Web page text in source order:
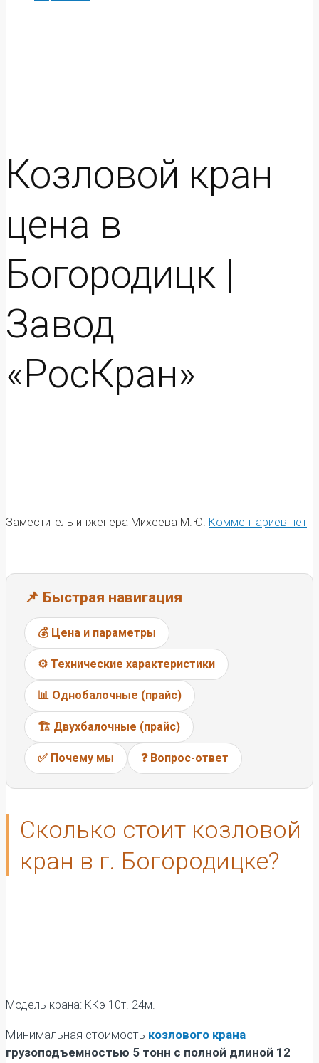
Козловой кран
цена в
Богородицк |
Завод
«РосКран»
Заместитель инженера Михеева М.Ю. Комментариев нет
📌 Быстрая навигация
💰 Цена и параметры
⚙️ Технические характеристики
📊 Однобалочные (прайс)
🏗️ Двухбалочные (прайс)
✅ Почему мы ❓ Вопрос-ответ
Сколько стоит козловой
кран в г. Богородицке?
Модель крана: ККэ 10т. 24м.
Минимальная стоимость козлового крана
грузоподъемностью 5 тонн с полной длиной 12